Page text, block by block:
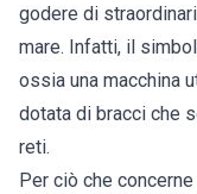
godere di
mare. Infatti, il
ossia una macchina
dotata di bracci che
reti.
Per ciò che